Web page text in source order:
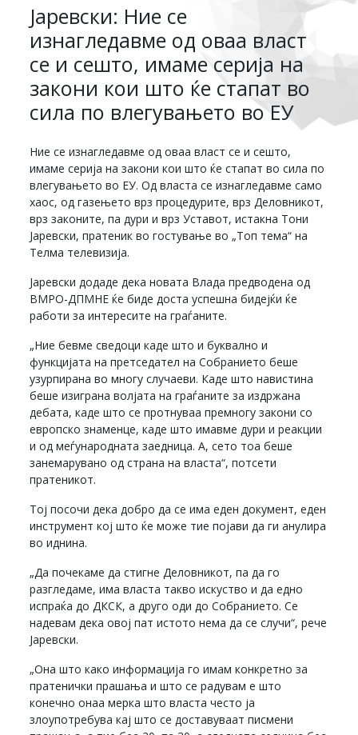
Јаревски: Ние се
изнагледавме од оваа власт
се и сешто, имаме серија на
закони кои што ќе стапат во
сила по влегувањето во ЕУ
Ние се изнагледавме од оваа власт се и сешто,
имаме серија на закони кои што ќе стапат во сила по
влегувањето во ЕУ. Од власта се изнагледавме само
хаос, од газењето врз процедурите, врз Деловникот,
врз законите, па дури и врз Уставот, истакна Тони
Јаревски, пратеник во гостување во „Топ тема“ на
Телма телевизија.
Јаревски додаде дека новата Влада предводена од
ВМРО-ДПМНЕ ќе биде доста успешна бидејќи ќе
работи за интересите на граѓаните.
„Ние бевме сведоци каде што и буквално и
функцијата на претседател на Собранието беше
узурпирана во многу случаеви. Каде што навистина
беше изиграна волјата на граѓаните за издржана
дебата, каде што се протнуваа премногу закони со
европско знаменце, каде што имавме дури и реакции
и од меѓународната заедница. А, сето тоа беше
занемарувано од страна на власта“, потсети
пратеникот.
Тој посочи дека добро да се има еден документ, еден
инструмент кој што ќе може тие појави да ги анулира
во иднина.
„Да почекаме да стигне Деловникот, па да го
разгледаме, има власта такво искуство и да едно
испраќа до ДКСК, а друго оди до Собранието. Се
надевам дека овој пат истото нема да се случи“, рече
Јаревски.
„Она што како информација го имам конкретно за
пратенички прашања и што се радувам е што
конечно онаа мерка што власта често ја
злоупотребува кај што се доставуваат писмени